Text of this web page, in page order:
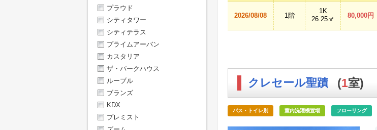
2026/08/08 1階
1K
26.25㎡
80,000円
クレセール聖蹟 (1室)
バス・トイレ別 室内洗濯機置場 フローリング
プラウド
シティタワー
シティテラス
プライムアーバン
カスタリア
ザ・パークハウス
ルーブル
ブランズ
KDX
プレミスト